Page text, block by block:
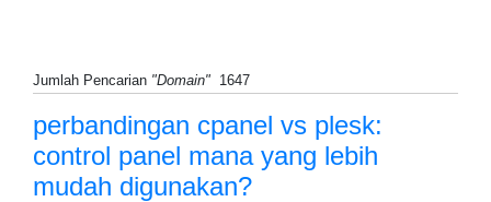
Jumlah Pencarian "Domain" 1647
perbandingan cpanel vs plesk:
control panel mana yang lebih
mudah digunakan?